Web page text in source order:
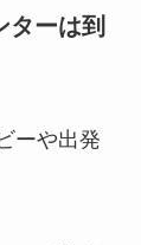
ターは到
ーや出発